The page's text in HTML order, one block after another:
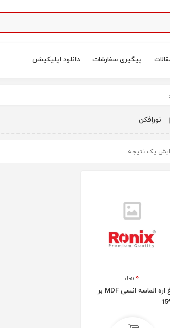
پیگیری سفارشات دانلود اپلیکیشن
نورافکن
یک نتیجه
۰ ریال
تیغ اره الماسه انسی MDF بر